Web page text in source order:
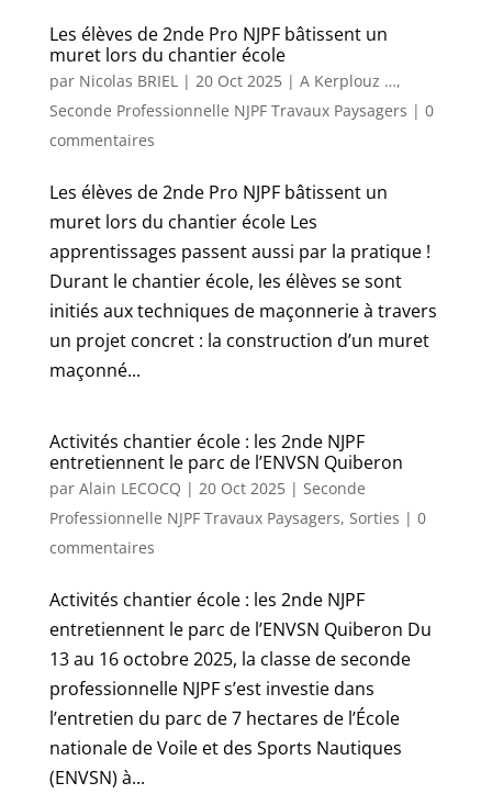
Les élèves de 2nde Pro NJPF bâtissent un
muret lors du chantier école
par Nicolas BRIEL| 20 Oct 2025| A Kerplouz …,
Seconde Professionnelle NJPF Travaux Paysagers | 0
commentaires
Les élèves de 2nde Pro NJPF bâtissent un
muret lors du chantier école Les
apprentissages passent aussi par la pratique !
Durant le chantier école, les élèves se sont
initiés aux techniques de maçonnerie à travers
un projet concret : la construction d’un muret
maçonné...
Activités chantier école : les 2nde NJPF
entretiennent le parc de l’ENVSN Quiberon
par Alain LECOCQ | 20 Oct 2025| Seconde
Professionnelle NJPF Travaux Paysagers, Sorties | 0
commentaires
Activités chantier école : les 2nde NJPF
entretiennent le parc de l’ENVSN Quiberon Du
13 au 16 octobre 2025, la classe de seconde
professionnelle NJPF s’est investie dans
l’entretien du parc de 7 hectares de l’École
nationale de Voile et des Sports Nautiques
(ENVSN) à...